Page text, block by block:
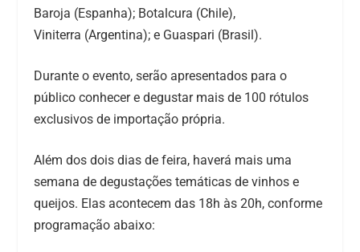
Baroja (Espanha); Botalcura (Chile),
Viniterra (Argentina); e Guaspari (Brasil).
Durante o evento, serão apresentados para o
público conhecer e degustar mais de 100 rótulos
exclusivos de importação própria.
Além dos dois dias de feira, haverá mais uma
semana de degustações temáticas de vinhos e
queijos. Elas acontecem das 18h às 20h, conforme
programação abaixo: